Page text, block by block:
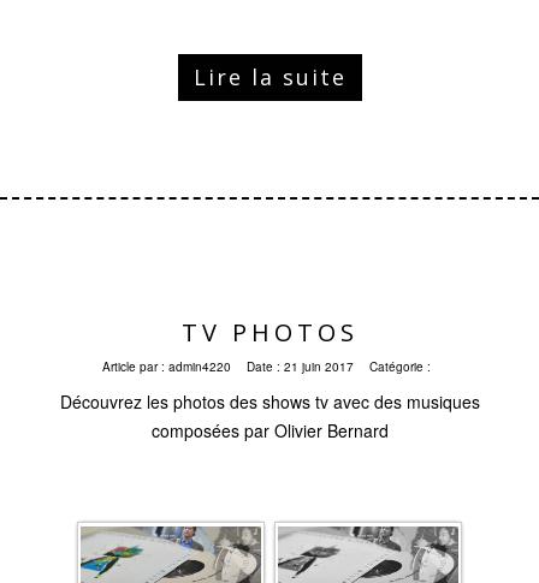
Lire la suite
TV PHOTOS
Article par : admin4220 Date : 21 juin 2017 Catégorie :
Découvrez les photos des shows tv avec des musiques
composées par Olivier Bernard